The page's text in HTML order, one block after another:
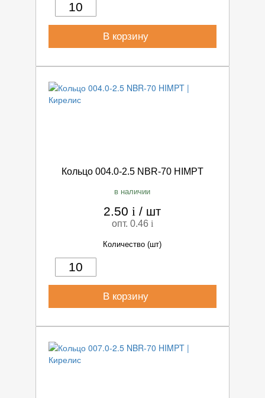
В корзину
Кольцо 004.0-2.5 NBR-70 HIMPT
в наличии
2.50i / шт
опт. 0.46 i
Количество (шт)
В корзину